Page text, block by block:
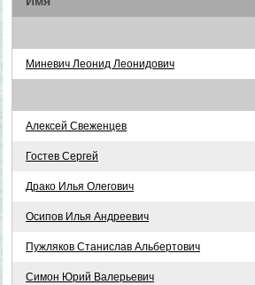
Миневич Леонид Леонидович
Алексей Свеженцев
Гостев Сергей
Драко Илья Олегович
Осипов Илья Андреевич
Пужляков Станислав Альбертович
Симон Юрий Валерьевич